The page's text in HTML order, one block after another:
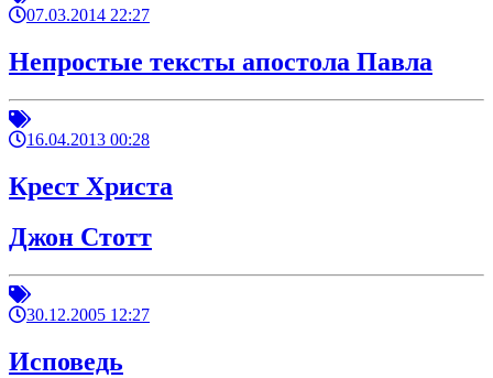
07.03.2014 22:27
Непростые тексты апостола Павла
16.04.2013 00:28
Крест Христа
Джон Стотт
30.12.2005 12:27
Исповедь